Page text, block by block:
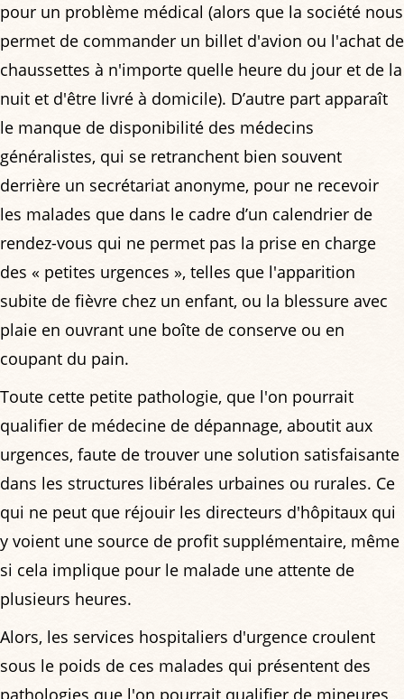
pour un problème médical (alors que la société nous
permet de commander un billet d'avion ou l'achat de
chaussettes à n'importe quelle heure du jour et de la
nuit et d'être livré à domicile). D’autre part apparaît
le manque de disponibilité des médecins
généralistes, qui se retranchent bien souvent
derrière un secrétariat anonyme, pour ne recevoir
les malades que dans le cadre d’un calendrier de
rendez-vous qui ne permet pas la prise en charge
des « petites urgences », telles que l'apparition
subite de fièvre chez un enfant, ou la blessure avec
plaie en ouvrant une boîte de conserve ou en
coupant du pain.
Toute cette petite pathologie, que l'on pourrait
qualifier de médecine de dépannage, aboutit aux
urgences, faute de trouver une solution satisfaisante
dans les structures libérales urbaines ou rurales. Ce
qui ne peut que réjouir les directeurs d'hôpitaux qui
y voient une source de profit supplémentaire, même
si cela implique pour le malade une attente de
plusieurs heures.
Alors, les services hospitaliers d'urgence croulent
sous le poids de ces malades qui présentent des
pathologies que l'on pourrait qualifier de mineures,